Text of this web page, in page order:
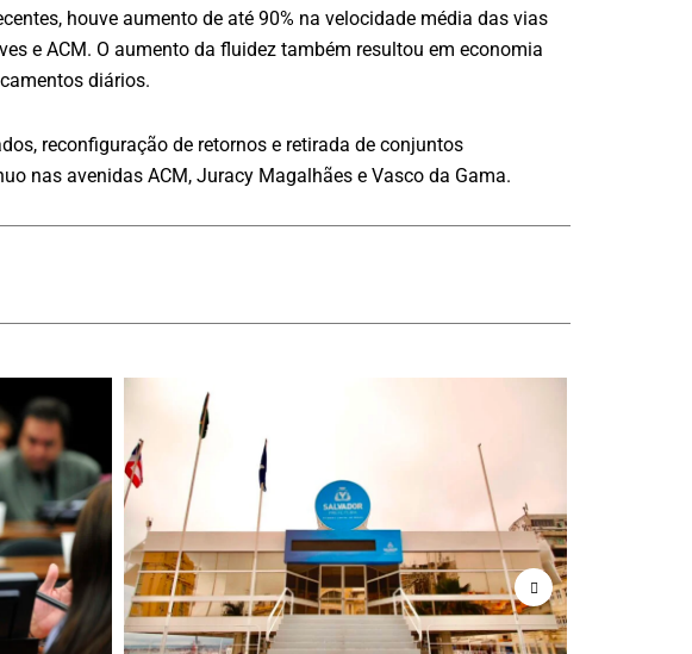
houve aumento de até 90% na velocidade média das vias
e ACM. O aumento da fluidez também resultou em economia
diários.
reconfiguração de retornos e retirada de conjuntos
nas avenidas ACM, Juracy Magalhães e Vasco da Gama.